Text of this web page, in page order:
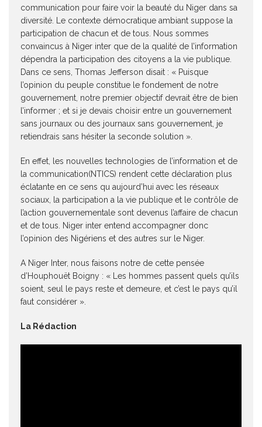
communication pour faire voir la beauté du Niger dans sa
diversité. Le contexte démocratique ambiant suppose la
participation de chacun et de tous. Nous sommes
convaincus à Niger inter que de la qualité de l’information
dépendra la participation des citoyens a la vie publique.
Dans ce sens, Thomas Jefferson disait : « Puisque
l’opinion du peuple constitue le fondement de notre
gouvernement, notre premier objectif devrait être de bien
l’informer ; et si je devais choisir entre un gouvernement
sans journaux ou des journaux sans gouvernement, je
retiendrais sans hésiter la seconde solution ».
En effet, les nouvelles technologies de l’information et de
la communication(NTICS) rendent cette déclaration plus
éclatante en ce sens qu aujourd’hui avec les réseaux
sociaux, la participation a la vie publique et le contrôle de
l’action gouvernementale sont devenus l’affaire de chacun
et de tous. Niger inter entend accompagner donc
l’opinion des Nigériens et des autres sur le Niger.
A Niger Inter, nous faisons notre de cette pensée
d’Houphouët Boigny : « Les hommes passent quels qu’ils
soient, seul le pays reste et demeure, et c’est le pays qu’il
faut considérer ».
La Rédaction